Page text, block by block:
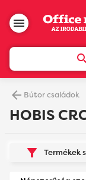
Bútor családok
HOBIS
Termékek